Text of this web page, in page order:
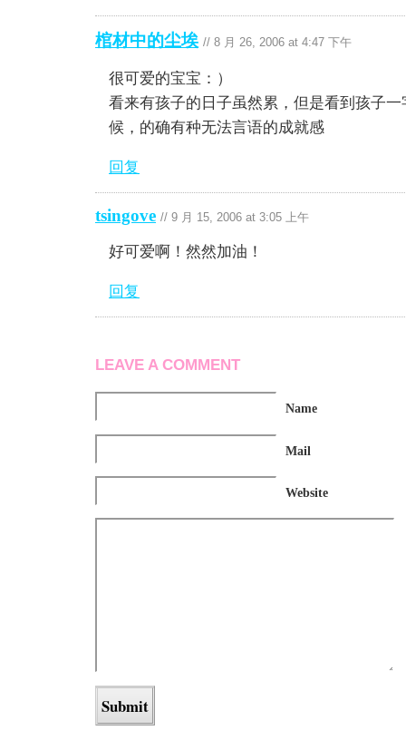
棺材中的尘埃 // 8 月 26, 2006 at 4:47 下午
很可爱的宝宝：）
看来有孩子的日子虽然累，但是看到孩子
候，的确有种无法言语的成就感
回复
tsingove // 9 月 15, 2006 at 3:05 上午
好可爱啊！然然加油！
回复
LEAVE A COMMENT
Name
Mail
Website